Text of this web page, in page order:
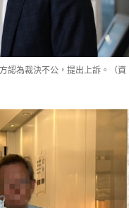
認為裁決不公，提出上訴。（資